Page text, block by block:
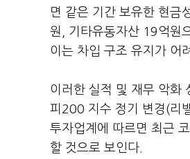
면 같은 기간 보유한 현금
원, 기타유동자산 19억원
이는 차입 구조 유지가 어
이러한 실적 및 재무 악화
피200 지수 정기 변경(리
투자업계에 따르면 최근
할 것으로 보인다.